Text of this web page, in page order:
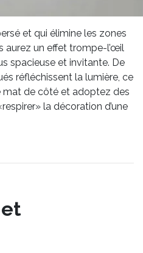
et qui élimine les zones
aurez un effet trompe-l’œil
spacieuse et invitante. De
réfléchissent la lumière, ce
mat de côté et adoptez des
la décoration d’une